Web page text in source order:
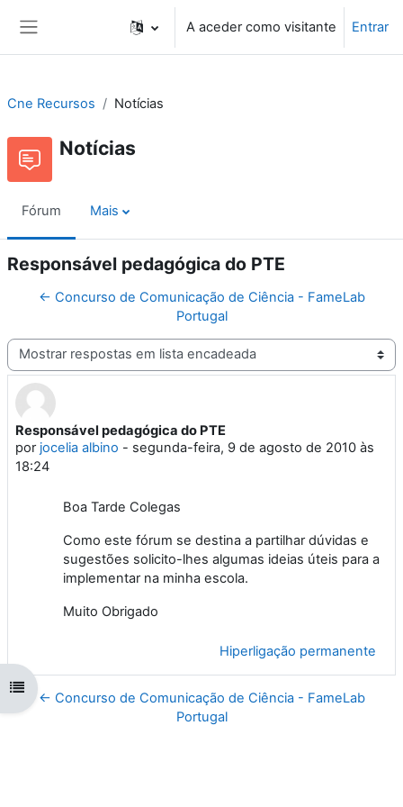
A aceder como visitante Entrar
Abrir índice da disciplina
Cne Recursos Notícias
Notícias
Fórum Mais
Responsável pedagógica do PTE
← Concurso de Comunicação de Ciência - FameLab
Portugal
Modo de visualização
Responsável pedagógica do PTE
por jocelia albino - segunda-feira, 9 de agosto de 2010 às
18:24
Número de respostas: 0
Boa Tarde Colegas
Como este fórum se destina a partilhar dúvidas e
sugestões solicito-lhes algumas ideias úteis para a
implementar na minha escola.
Muito Obrigado
Hiperligação permanente
← Concurso de Comunicação de Ciência - FameLab
Portugal